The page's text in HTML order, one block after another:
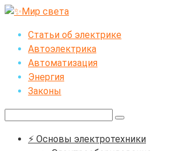
Перейти
контентуСтатьи об электрике
Автоэлектрика
Автоматизация
Энергия
Законы
⚡ Основы электротехники